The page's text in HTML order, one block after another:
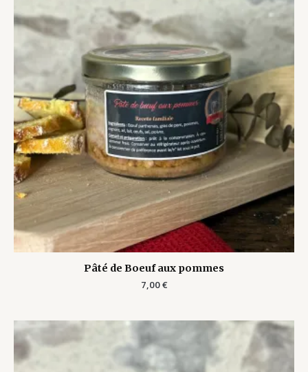
Pâté de Boeuf aux pommes
7,00€